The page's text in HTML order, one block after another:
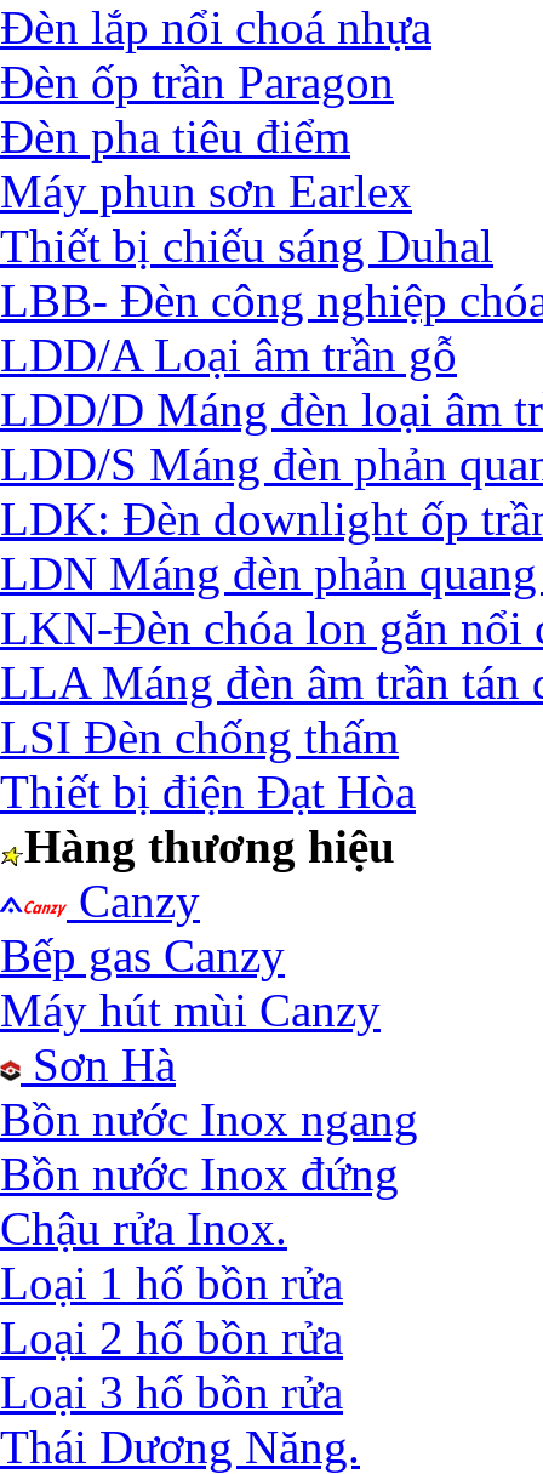
Đèn lắp nổi choá nhựa
Đèn ốp trần Paragon
Đèn pha tiêu điểm
Máy phun sơn Earlex
Thiết bị chiếu sáng Duhal
LBB- Đèn công nghiệp
LDD/A Loại âm trần gỗ
LDD/D Máng đèn loại âm
LDD/S Máng đèn phản
LDK: Đèn downlight ốp
LDN Máng đèn phản
LKN-Đèn chóa lon gắn nổi
LLA Máng đèn âm trần tán
LSI Đèn chống thấm
Thiết bị điện Đạt Hòa
Hàng thương hiệu
Canzy
Bếp gas Canzy
Máy hút mùi Canzy
Sơn Hà
Bồn nước Inox ngang
Bồn nước Inox đứng
Chậu rửa Inox.
Loại 1 hố bồn rửa
Loại 2 hố bồn rửa
Loại 3 hố bồn rửa
Thái Dương Năng.